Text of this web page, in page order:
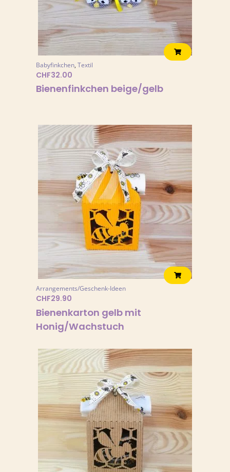
Babyfinkchen, Textil
CHF32.00
Bienenfinkchen beige/gelb
Arrangements/Geschenk-Ideen
CHF29.90
Bienenkarton gelb mit
Honig/Wachstuch